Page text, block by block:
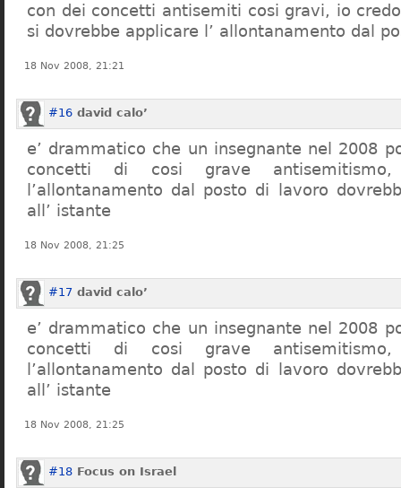
con dei concetti antisemiti cosi gravi, io
si dovrebbe applicare l’ allontanamento dal
18 Nov 2008, 21:21
#16 david calo’
e’ drammatico che un insegnante nel 2008
concetti di cosi grave
l’allontanamento dal posto di lavoro
all’ istante
18 Nov 2008, 21:25
#17 david calo’
e’ drammatico che un insegnante nel 2008
concetti di cosi grave
l’allontanamento dal posto di lavoro
all’ istante
18 Nov 2008, 21:25
#18 Focus on Israel